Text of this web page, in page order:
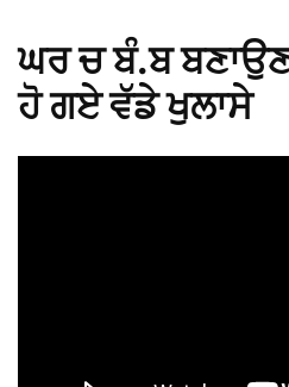
ਘਰ ਚ ਬੰ.ਬ
ਹੋ ਗਏ ਵੱਡੇ ਖੁਲਾਸੇ